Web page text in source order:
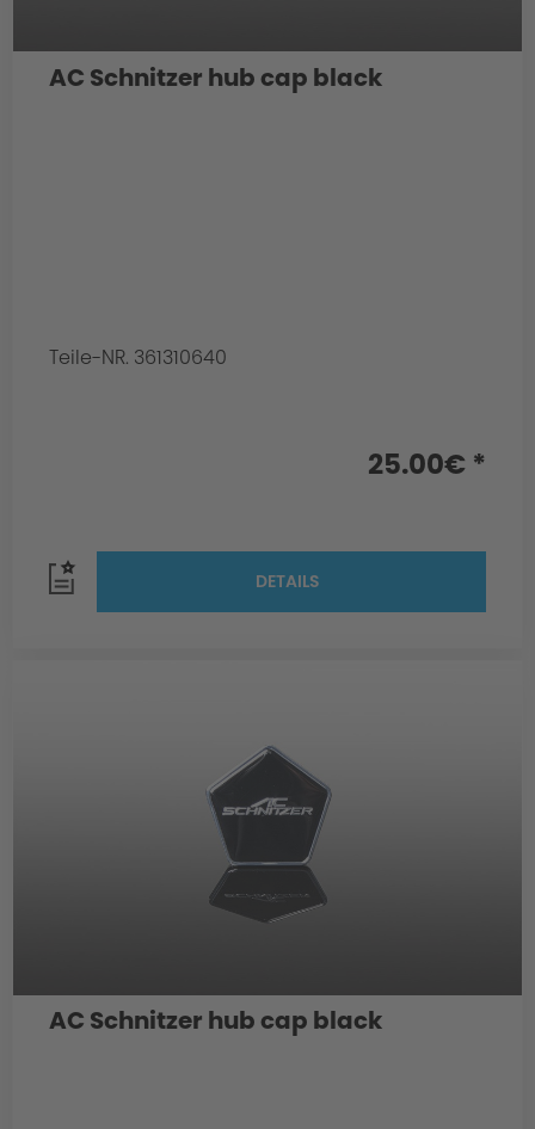
AC Schnitzer hub cap black
Teile-NR. 361310640
25.00€ *
DETAILS
AC Schnitzer hub cap black